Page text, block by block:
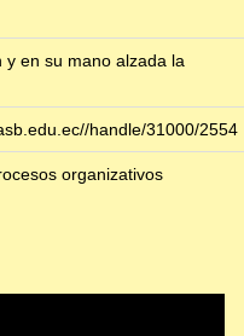
y en su mano alzada la
handle/31000/2554
organizativos